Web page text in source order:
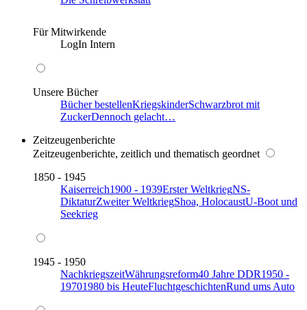
Für Mitwirkende
LogIn Intern
Unsere Bücher
Bücher bestellenKriegskinderSchwarzbrot mit
ZuckerDennoch gelacht…
Zeitzeugenberichte
Zeitzeugenberichte, zeitlich und thematisch geordnet
1850 - 1945
Kaiserreich1900 - 1939Erster WeltkriegNS-
DiktaturZweiter WeltkriegShoa, HolocaustU-Boot und
Seekrieg
1945 - 1950
NachkriegszeitWährungsreform40 Jahre DDR1950 -
19701980 bis HeuteFluchtgeschichtenRund ums Auto